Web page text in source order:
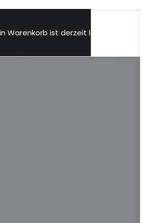
Warenkorb ist derzeit leer.